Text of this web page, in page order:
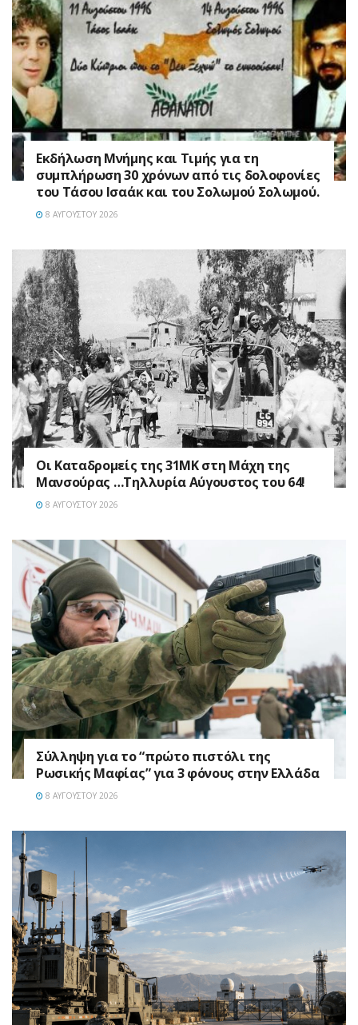
Εκδήλωση Μνήμης και Τιμής για τη
συμπλήρωση 30 χρόνων από τις δολοφονίες
του Τάσου Ισαάκ και του Σολωμού Σολωμού.
8 ΑΥΓΟΎΣΤΟΥ 2026
Οι Καταδρομείς της 31ΜΚ στη Mάχη της
Μανσούρας …Τηλλυρία Αύγουστος του 64!
8 ΑΥΓΟΎΣΤΟΥ 2026
Σύλληψη για το “πρώτο πιστόλι της
Ρωσικής Μαφίας” για 3 φόνους στην Ελλάδα
8 ΑΥΓΟΎΣΤΟΥ 2026